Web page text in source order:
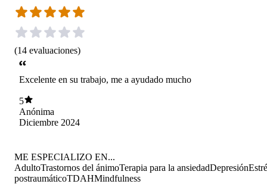
(14 evaluaciones)
Excelente en su trabajo, me a ayudado mucho
5
Anónima
Diciembre 2024
ME ESPECIALIZO EN...
AdultoTrastornos del ánimoTerapia para la ansiedadDepresión
postraumáticoTDAHMindfulness